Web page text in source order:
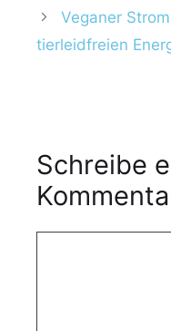
t
e
Veganer
tierleidfreien
Schreibe